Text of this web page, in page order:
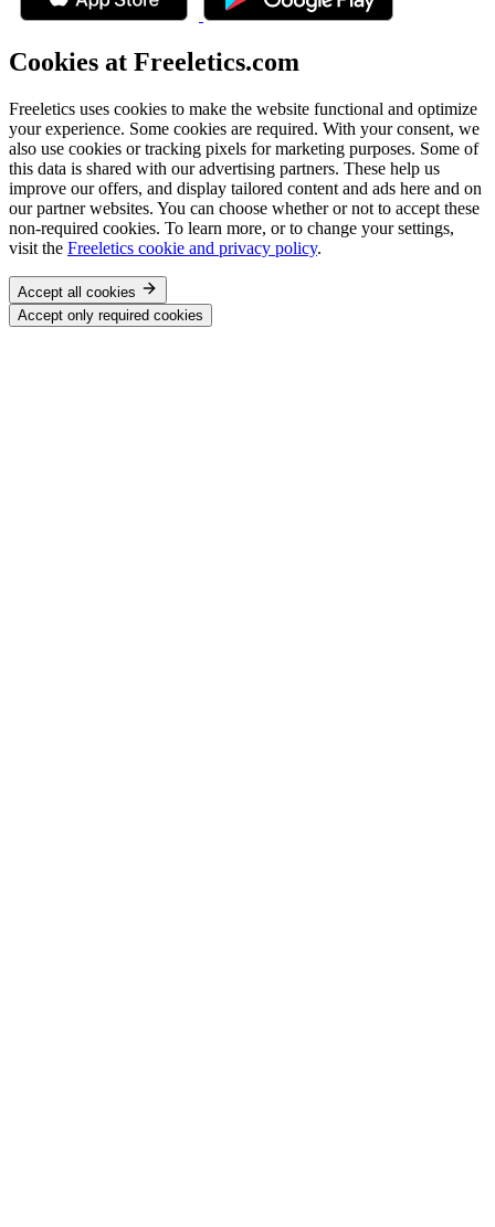
Cookies at Freeletics.com
Freeletics uses cookies to make the website functional and optimize
your experience. Some cookies are required. With your consent, we
also use cookies or tracking pixels for marketing purposes. Some of
this data is shared with our advertising partners. These help us
improve our offers, and display tailored content and ads here and on
our partner websites. You can choose whether or not to accept these
non-required cookies. To learn more, or to change your settings,
visit the Freeletics cookie and privacy policy.
Accept all cookies
Accept only required cookies